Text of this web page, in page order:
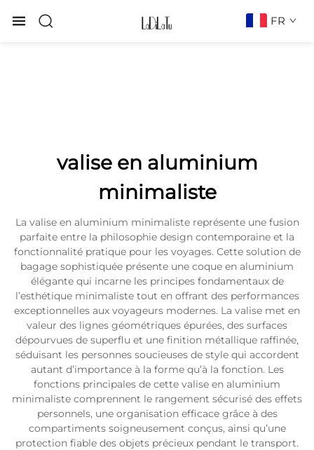
FR
valise en aluminium
minimaliste
La valise en aluminium minimaliste représente une fusion
parfaite entre la philosophie design contemporaine et la
fonctionnalité pratique pour les voyages. Cette solution de
bagage sophistiquée présente une coque en aluminium
élégante qui incarne les principes fondamentaux de
l’esthétique minimaliste tout en offrant des performances
exceptionnelles aux voyageurs modernes. La valise met en
valeur des lignes géométriques épurées, des surfaces
dépourvues de superflu et une finition métallique raffinée,
séduisant les personnes soucieuses de style qui accordent
autant d’importance à la forme qu’à la fonction. Les
fonctions principales de cette valise en aluminium
minimaliste comprennent le rangement sécurisé des effets
personnels, une organisation efficace grâce à des
compartiments soigneusement conçus, ainsi qu’une
protection fiable des objets précieux pendant le transport.